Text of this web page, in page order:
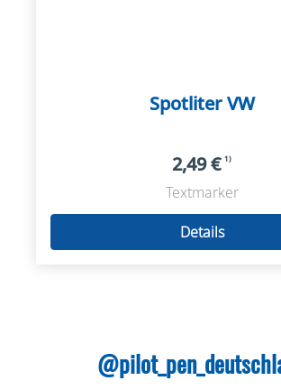
Spotliter VW
2,49 € 1)
Textmarker
Details